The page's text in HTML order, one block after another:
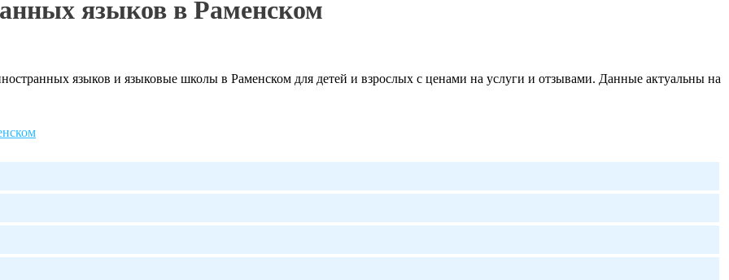
языков в Раменском
языков и языковые школы в Раменском для детей и взрослых с ценами на услуги и отзывами. Данные актуальны на